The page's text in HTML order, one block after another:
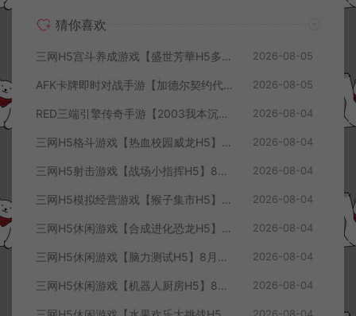
猜你喜欢
三网H5宫斗养成游戏【盛世芳華H5多区跨服代金券内购优化版】8月最新整理Linux手工服务端+CDK授权后台+全资源安卓+详细搭建教程+视频教程 2026-08-05
AFK卡牌即时对战手游【加德尔契约代金券内购修复版】8月最新整理Linux手工服务端+前后端全套源码+CDK授权后台+安卓苹果双端+详细搭建教程+视频教程 2026-08-05
RED三端引擎传奇手游【2003我本沉默三职业】8月最新整理Win一键服务端+PC安卓+详细搭建教程 2026-08-04
三网H5格斗游戏【热血校园威龙H5】8月最新整理Linux手工服务端+Win一键服务端+解压即玩+简易安卓客户端+详细搭建教程 2026-08-04
三网H5射击游戏【战场小指挥H5】8月最新整理Linux手工服务端+Win一键服务端+解压即玩+简易安卓客户端+详细搭建教程 2026-08-04
三网H5模拟经营游戏【猴子集市H5】8月最新整理Linux手工服务端+Win一键服务端+解压即玩+简易安卓客户端+详细搭建教程 2026-08-04
三网H5休闲游戏【合成进化恐龙H5】8月最新整理Linux手工服务端+Win一键服务端+解压即玩+简易安卓客户端+详细搭建教程 2026-08-04
三网H5休闲游戏【脑力测试H5】8月最新整理Linux手工服务端+Win一键服务端+解压即玩+简易安卓客户端+详细搭建教程 2026-08-04
三网H5休闲游戏【机器人厨房H5】8月最新整理Linux手工服务端+Win一键服务端+解压即玩+简易安卓客户端+详细搭建教程 2026-08-04